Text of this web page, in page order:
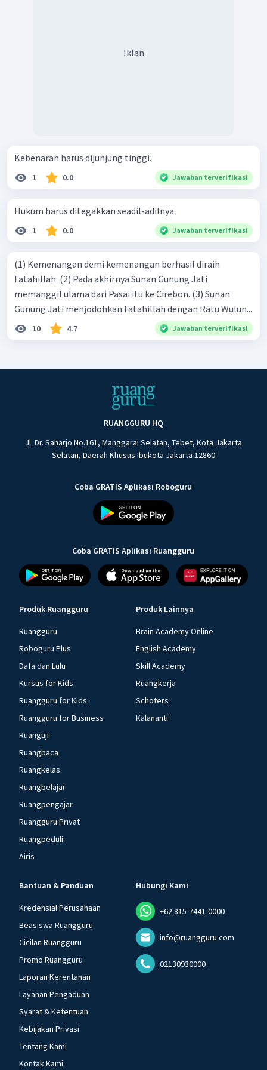
Iklan
Kebenaran harus dijunjung tinggi.
1 0.0 Jawaban terverifikasi
Hukum harus ditegakkan seadil-adilnya.
1 0.0 Jawaban terverifikasi
(1) Kemenangan demi kemenangan berhasil diraih
Fatahillah. (2) Pada akhirnya Sunan Gunung Jati
memanggil ulama dari Pasai itu ke Cirebon. (3) Sunan
Gunung Jati menjodohkan Fatahillah dengan Ratu Wulun...
10 4.7 Jawaban terverifikasi
RUANGGURU HQ
Jl. Dr. Saharjo No.161, Manggarai Selatan, Tebet, Kota Jakarta
Selatan, Daerah Khusus Ibukota Jakarta 12860
Coba GRATIS Aplikasi Roboguru
Coba GRATIS Aplikasi Ruangguru
Produk Ruangguru
Ruangguru
Roboguru Plus
Dafa dan Lulu
Kursus for Kids
Ruangguru for Kids
Ruangguru for Business
Ruanguji
Ruangbaca
Ruangkelas
Ruangbelajar
Ruangpengajar
Ruangguru Privat
Ruangpeduli
Airis
Produk Lainnya
Brain Academy Online
English Academy
Skill Academy
Ruangkerja
Schoters
Kalananti
Bantuan & Panduan
Kredensial Perusahaan
Beasiswa Ruangguru
Cicilan Ruangguru
Promo Ruangguru
Laporan Kerentanan
Layanan Pengaduan
Syarat & Ketentuan
Kebijakan Privasi
Tentang Kami
Kontak Kami
Hubungi Kami
+62 815-7441-0000
info@ruangguru.com
02130930000